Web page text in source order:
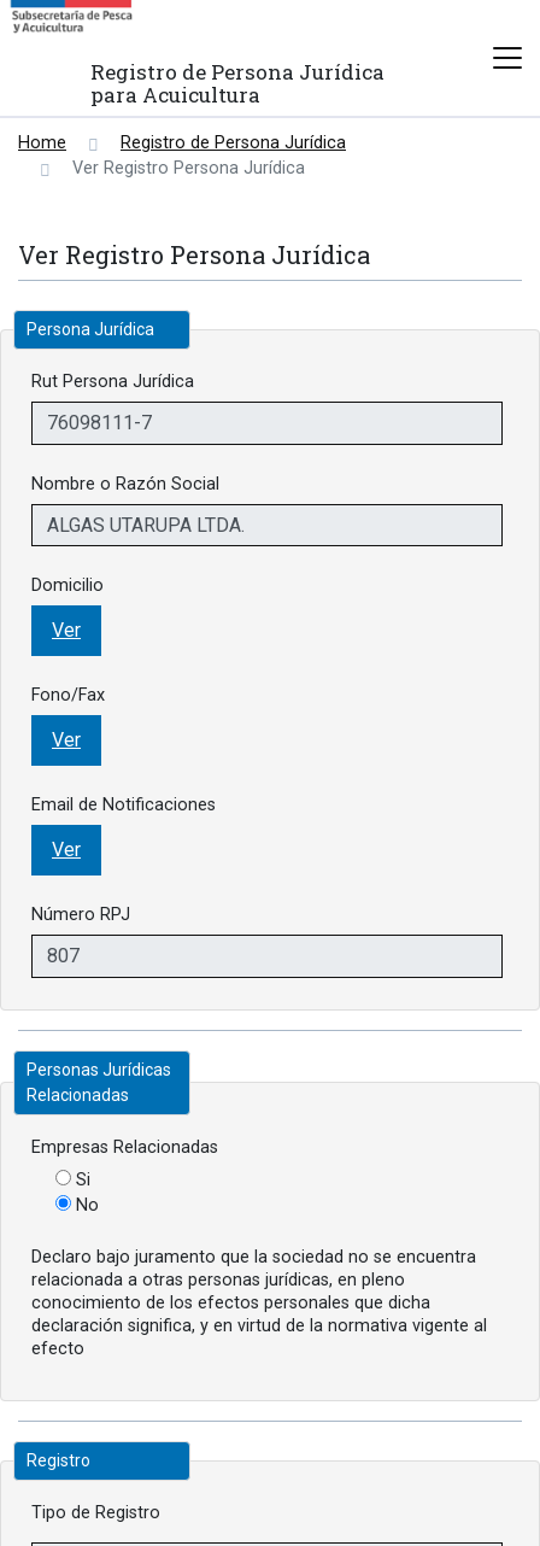
Registro de Persona Jurídica
para Acuicultura
Home
Registro de Persona Jurídica
Ver Registro Persona Jurídica
Ver Registro Persona Jurídica
Persona Jurídica
Rut Persona Jurídica
Nombre o Razón Social
Domicilio
Ver
Fono/Fax
Ver
Email de Notificaciones
Ver
Número RPJ
Personas Jurídicas
Relacionadas
Empresas Relacionadas
Si
No
Declaro bajo juramento que la sociedad no se encuentra
relacionada a otras personas jurídicas, en pleno
conocimiento de los efectos personales que dicha
declaración significa, y en virtud de la normativa vigente al
efecto
Registro
Tipo de Registro